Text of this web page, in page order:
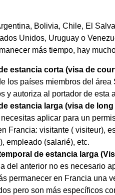
Bolivia, Chile, El
Unidos, Uruguay o
más tiempo, hay
estancia corta (visa de
los países miembros del
y autoriza al portador de esta
estancia larga (visa de
aplicar para un
Francia: visitante ( visiteur),
empleado (salarié), etc.
de estancia larga
del anterior no es necesario
permanecer en Francia una
pero son más específicos